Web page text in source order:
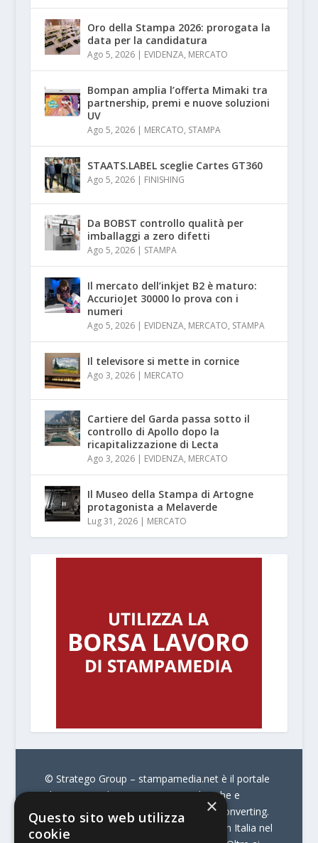
Oro della Stampa 2026: prorogata la
data per la candidatura
Ago 5, 2026| EVIDENZA, MERCATO
Bompan amplia l’offerta Mimaki tra
partnership, premi e nuove soluzioni
UV
Ago 5, 2026| MERCATO, STAMPA
STAATS.LABEL sceglie Cartes GT360
Ago 5, 2026| FINISHING
Da BOBST controllo qualità per
imballaggi a zero difetti
Ago 5, 2026| STAMPA
Il mercato dell’inkjet B2 è maturo:
AccurioJet 30000 lo prova con i
numeri
Ago 5, 2026| EVIDENZA, MERCATO, STAMPA
Il televisore si mette in cornice
Ago 3, 2026| MERCATO
Cartiere del Garda passa sotto il
controllo di Apollo dopo la
ricapitalizzazione di Lecta
Ago 3, 2026| EVIDENZA, MERCATO
Il Museo della Stampa di Artogne
protagonista a Melaverde
Lug 31, 2026| MERCATO
© Stratego Group – stampamedia.net è il portale
che racconta le innovazioni tecnologiche e
l’attualità delle aziende di stampa e di converting.
È il portale di riferimento per chi opera in Italia nel
×
Questo sito web utilizza
cookie